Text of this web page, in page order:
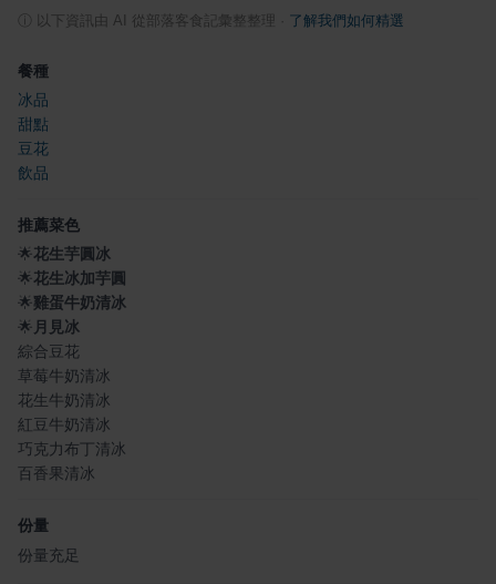
以下資訊由 AI 從部落客食記彙整整理 了解我們如何精選
餐種
冰品
甜點
豆花
飲品
推薦菜色
🌟花生芋圓冰
🌟花生冰加芋圓
🌟雞蛋牛奶清冰
🌟月見冰
綜合豆花
草莓牛奶清冰
花生牛奶清冰
紅豆牛奶清冰
巧克力布丁清冰
百香果清冰
份量
份量充足